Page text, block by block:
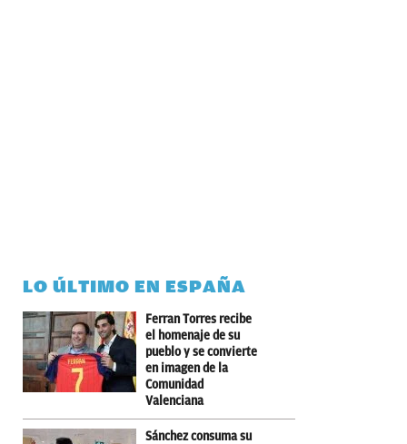
LO ÚLTIMO EN ESPAÑA
Ferran Torres recibe
el homenaje de su
pueblo y se convierte
en imagen de la
Comunidad
Valenciana
Sánchez consuma su